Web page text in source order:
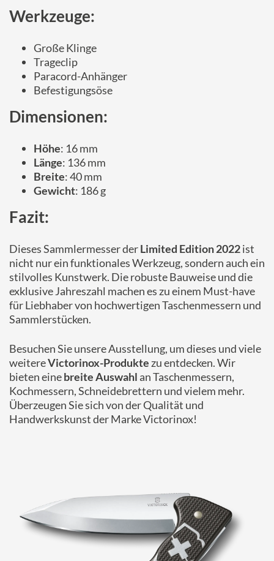
Werkzeuge:
Große Klinge
Trageclip
Paracord-Anhänger
Befestigungsöse
Dimensionen:
Höhe: 16 mm
Länge: 136 mm
Breite: 40 mm
Gewicht: 186 g
Fazit:
Dieses Sammlermesser derLimited Edition 2022ist
nicht nur ein funktionales Werkzeug, sondern auch ein
stilvolles Kunstwerk. Die robuste Bauweise und die
exklusive Jahreszahl machen es zu einem Must-have
für Liebhaber von hochwertigen Taschenmessern und
Sammlerstücken.
Besuchen Sie unsere Ausstellung, um dieses und viele
weitereVictorinox-Produkte zu entdecken. Wir
bieten einebreite Auswahl an Taschenmessern,
Kochmessern, Schneidebrettern und vielem mehr.
Überzeugen Sie sich von der Qualität und
Handwerkskunst der Marke Victorinox!